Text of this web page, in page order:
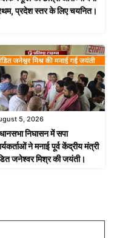
प्रदेश स्तर के लिए चयनित।
5, 2026
निघासन में सपा
ने मनाई पूर्व केंद्रीय मंत्री
जनेश्वर मिश्र की जयंती।